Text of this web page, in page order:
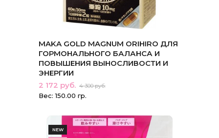
MAKA GOLD MAGNUM ORIHIRO ДЛЯ
ГОРМОНАЛЬНОГО БАЛАНСА И
ПОВЫШЕНИЯ ВЫНОСЛИВОСТИ И
ЭНЕРГИИ
2 172 руб. 4 300 руб.
Вес: 150.00 гр.
NEW